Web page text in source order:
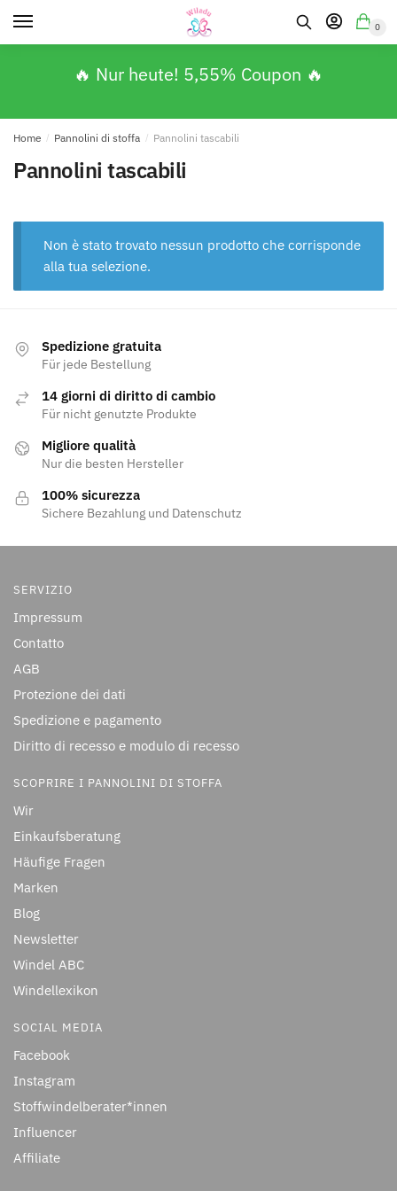
0
🔥 Nur heute! 5,55% Coupon 🔥
Home / Pannolini di stoffa / Pannolini tascabili
Pannolini tascabili
Non è stato trovato nessun prodotto che corrisponde
alla tua selezione.
Spedizione gratuita
Für jede Bestellung
14 giorni di diritto di cambio
Für nicht genutzte Produkte
Migliore qualità
Nur die besten Hersteller
100% sicurezza
Sichere Bezahlung und Datenschutz
SERVIZIO
Impressum
Contatto
AGB
Protezione dei dati
Spedizione e pagamento
Diritto di recesso e modulo di recesso
SCOPRIRE I PANNOLINI DI STOFFA
Wir
Einkaufsberatung
Häufige Fragen
Marken
Blog
Newsletter
Windel ABC
Windellexikon
SOCIAL MEDIA
Facebook
Instagram
Stoffwindelberater*innen
Influencer
Affiliate